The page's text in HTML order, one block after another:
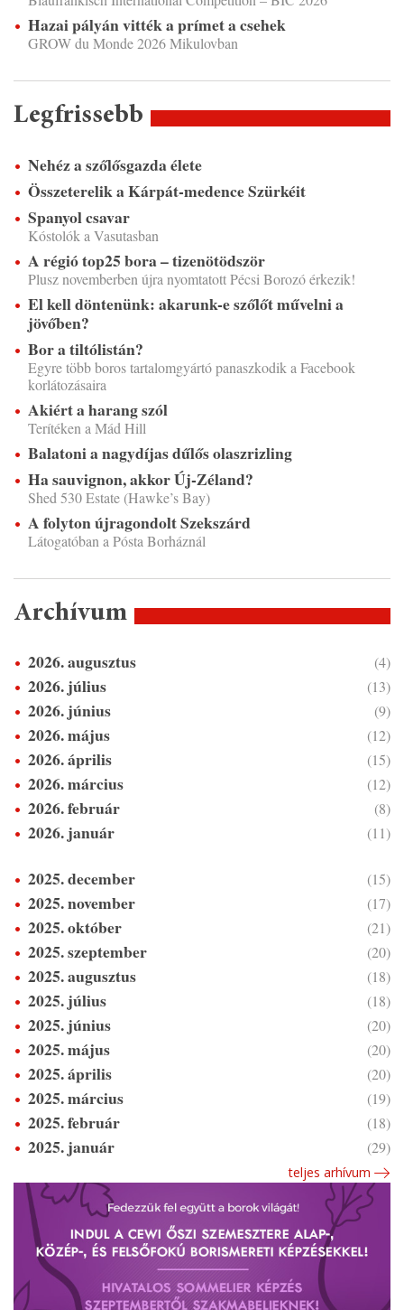
Hazai pályán vitték a prímet a csehek
GROW du Monde 2026 Mikulovban
Legfrissebb
Nehéz a szőlősgazda élete
Összeterelik a Kárpát-medence Szürkéit
Spanyol csavar
Kóstolók a Vasutasban
A régió top25 bora – tizenötödször
Plusz novemberben újra nyomtatott Pécsi Borozó érkezik!
El kell döntenünk: akarunk-e szőlőt művelni a
jövőben?
Bor a tiltólistán?
Egyre több boros tartalomgyártó panaszkodik a Facebook
korlátozásaira
Akiért a harang szól
Terítéken a Mád Hill
Balatoni a nagydíjas dűlős olaszrizling
Ha sauvignon, akkor Új-Zéland?
Shed 530 Estate (Hawke’s Bay)
A folyton újragondolt Szekszárd
Látogatóban a Pósta Borháznál
Archívum
2026. augusztus (4)
2026. július (13)
2026. június (9)
2026. május (12)
2026. április (15)
2026. március (12)
2026. február (8)
2026. január (11)
2025. december (15)
2025. november (17)
2025. október (21)
2025. szeptember (20)
2025. augusztus (18)
2025. július (18)
2025. június (20)
2025. május (20)
2025. április (20)
2025. március (19)
2025. február (18)
2025. január (29)
teljes arhívum